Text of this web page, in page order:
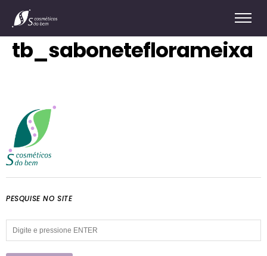
tb_saboneteflorameixa
PESQUISE NO SITE